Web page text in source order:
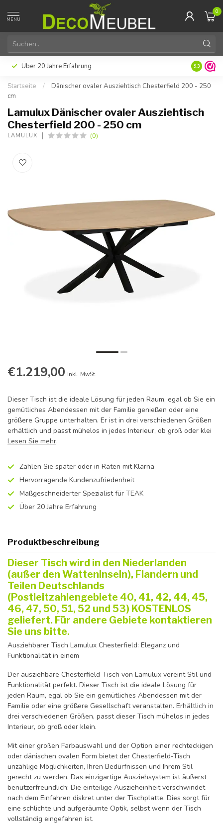
MENU
0
Über 20 Jahre Erfahrung 9.3
Startseite /
Dänischer ovaler Ausziehtisch Chesterfield 200 - 250
cm
Lamulux Dänischer ovaler Ausziehtisch
Chesterfield 200 - 250 cm
LAMULUX (0)
€1.219,00 Inkl. MwSt.
Dieser Tisch ist die ideale Lösung für jeden Raum, egal ob Sie ein
gemütliches Abendessen mit der Familie genießen oder eine
größere Gruppe unterhalten. Er ist in drei verschiedenen Größen
erhältlich und passt mühelos in jedes Interieur, ob groß oder klei
Lesen Sie mehr.
Zahlen Sie später oder in Raten mit Klarna
Hervorragende Kundenzufriedenheit
Maßgeschneiderter Spezialist für TEAK
Über 20 Jahre Erfahrung
Produktbeschreibung
Dieser Tisch wird in den Niederlanden
(außer den Watteninseln), Flandern und
Teilen Deutschlands
(Postleitzahlengebiete 40, 41, 42, 44, 45,
46, 47, 50, 51, 52 und 53) KOSTENLOS
geliefert. Für andere Gebiete kontaktieren
Sie uns bitte.
Ausziehbarer Tisch Lamulux Chesterfield: Eleganz und
Funktionalität in einem
Der ausziehbare Chesterfield-Tisch von Lamulux vereint Stil und
Funktionalität perfekt. Dieser Tisch ist die ideale Lösung für
jeden Raum, egal ob Sie ein gemütliches Abendessen mit der
Familie oder eine größere Gesellschaft veranstalten. Erhältlich in
drei verschiedenen Größen, passt dieser Tisch mühelos in jedes
Interieur, ob groß oder klein.
Mit einer großen Farbauswahl und der Option einer rechteckigen
oder dänischen ovalen Form bietet der Chesterfield-Tisch
unzählige Möglichkeiten, Ihren Bedürfnissen und Ihrem Stil
gerecht zu werden. Das einzigartige Ausziehsystem ist äußerst
benutzerfreundlich: Die einteilige Auszieheinheit verschwindet
nach dem Einfahren diskret unter der Tischplatte. Dies sorgt für
eine schlichte und aufgeräumte Optik, selbst wenn der Tisch
vollständig eingefahren ist.